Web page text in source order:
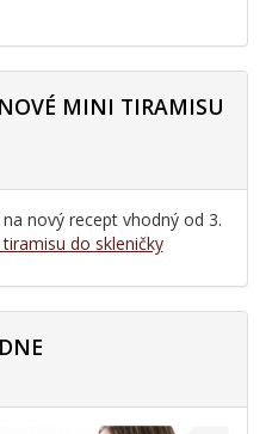
MINI TIRAMISU
nový recept vhodný od 3.
do skleničky